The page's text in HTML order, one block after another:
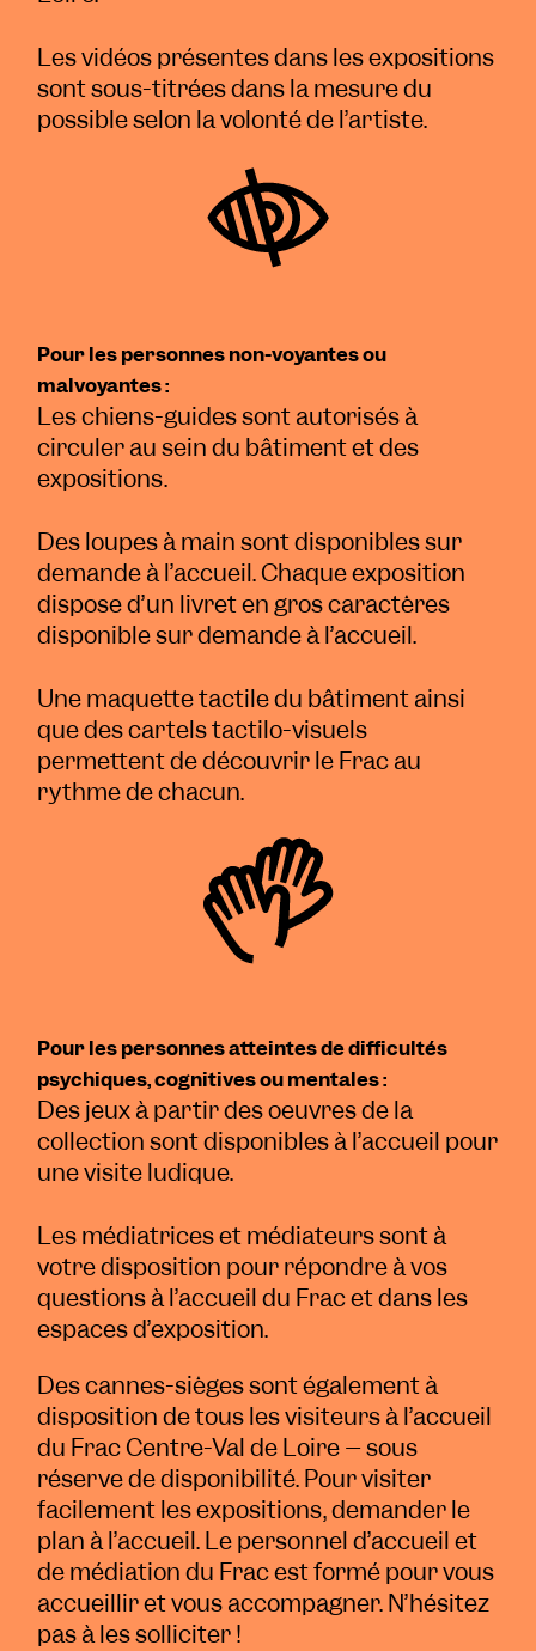
Les vidéos présentes dans les expositions
sont sous-titrées dans la mesure du
possible selon la volonté de l’artiste.
Pour les personnes non-voyantes ou
malvoyantes :
Les chiens-guides sont autorisés à
circuler au sein du bâtiment et des
expositions.
Des loupes à main sont disponibles sur
demande à l’accueil. Chaque exposition
dispose d’un livret en gros caractères
disponible sur demande à l’accueil.
Une maquette tactile du bâtiment ainsi
que des cartels tactilo-visuels
permettent de découvrir le Frac au
rythme de chacun.
Pour les personnes atteintes de difficultés
psychiques, cognitives ou mentales :
Des jeux à partir des oeuvres de la
collection sont disponibles à l’accueil pour
une visite ludique.
Les médiatrices et médiateurs sont à
votre disposition pour répondre à vos
questions à l’accueil du Frac et dans les
espaces d’exposition.
Des cannes-sièges sont également à
disposition de tous les visiteurs à l’accueil
du Frac Centre-Val de Loire – sous
réserve de disponibilité. Pour visiter
facilement les expositions, demander le
plan à l’accueil. Le personnel d’accueil et
de médiation du Frac est formé pour vous
accueillir et vous accompagner. N’hésitez
pas à les solliciter !